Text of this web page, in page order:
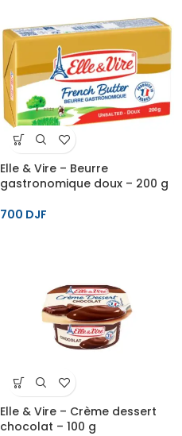
Elle & Vire – Beurre
gastronomique doux – 200 g
700 DJF
Elle & Vire – Crème dessert
chocolat – 100 g